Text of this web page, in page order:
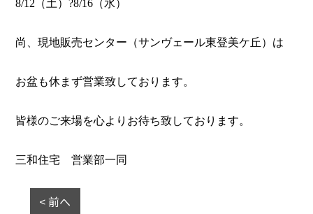
8/12（土）?8/16（水）
尚、現地販売センター（サンヴェール東登美ケ丘）は
お盆も休まず営業致しております。
皆様のご来場を心よりお待ち致しております。
三和住宅 営業部一同
< 前へ